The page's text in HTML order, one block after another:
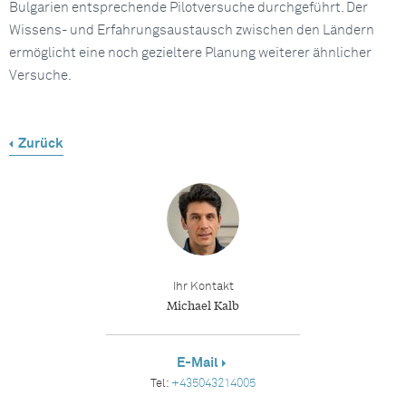
Bulgarien entsprechende Pilotversuche durchgeführt. Der
Wissens- und Erfahrungsaustausch zwischen den Ländern
ermöglicht eine noch gezieltere Planung weiterer ähnlicher
Versuche.
Zurück
Ihr Kontakt
Michael Kalb
E-Mail
Tel: +435043214005